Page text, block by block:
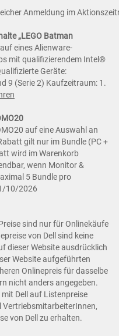
Anmeldung im
„LEGO Batman
eines Alienware-
mit qualifizierendem Intel®
Geräte:
9 (Serie 2) Kaufzeitraum: 1.
auf eine Auswahl an
gilt nur im Bundle (PC +
wird im Warenkorb
wenn Monitor &
5 Bundle pro
10/2026
sind nur für Onlinekäufe
von Dell sind keine
dieser Website ausdrücklich
Website aufgeführten
Onlinepreis für dasselbe
nicht anders angegeben.
Dell auf Listenpreise
VertriebsmitarbeiterInnen,
von Dell zu erhalten.